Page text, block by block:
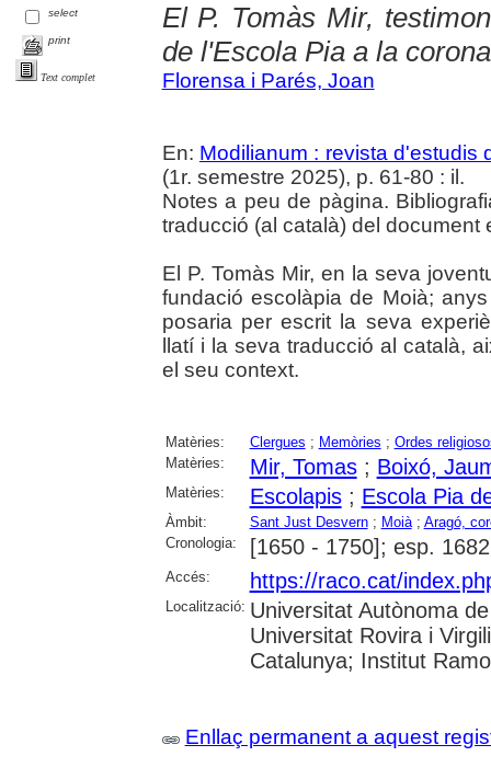
select
print
Text complet
El P. Tomàs Mir,
de l'Escola Pia a la
Florensa i Parés, Joan
En: Modilianum : revista d'estudis
(1r. semestre 2025), p. 61-80 : il.
Notes a peu de pàgina.
traducció (al català) del document
El P. Tomàs Mir, en la seva
fundació escolàpia de Moià;
posaria per escrit la seva
llatí i la seva traducció al català,
el seu context.
Matèries: Clergues ; Memòries ; Ordes
Matèries:
Mir, Tomas; Boixó,
Matèries: Escolapis; Escola Pia
Àmbit: Sant Just Desvern; Moià; Aragó,
Cronologia:
[1650 - 1750]; esp. 1682
Accés: https://raco.cat/
Localització: Universitat Autònoma
Universitat Rovira i
Catalunya; Institut
Enllaç permanent a aquest